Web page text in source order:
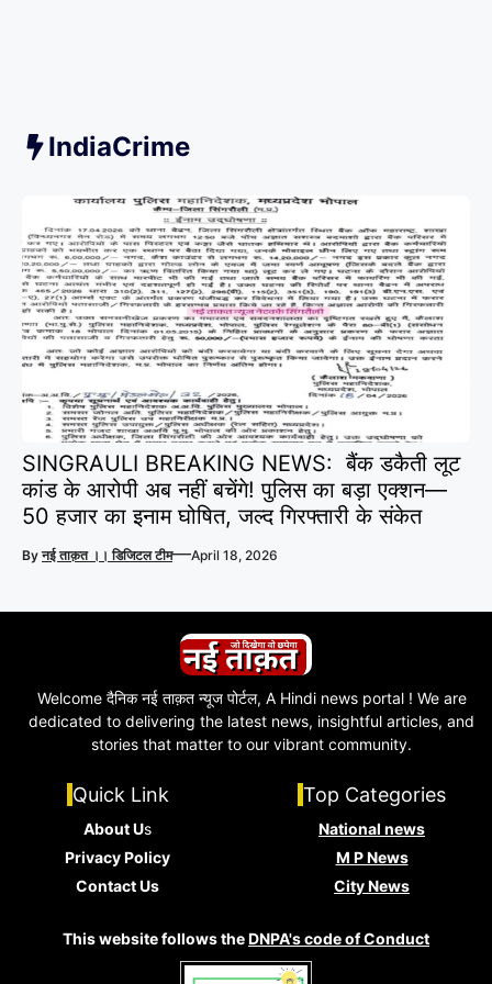
IndiaCrime
SINGRAULI BREAKING NEWS: बैंक डकैती लूट
कांड के आरोपी अब नहीं बचेंगे! पुलिस का बड़ा एक्शन—
50 हजार का इनाम घोषित, जल्द गिरफ्तारी के संकेत
Byनई ताक़त ।। डिजिटल टीम—April 18, 2026
Welcome दैनिक नई ताक़त न्यूज पोर्टल, A Hindi news portal ! We are
dedicated to delivering the latest news, insightful articles, and
stories that matter to our vibrant community.
Quick Link
About Us
Privacy Policy
Contact Us
Top Categories
National news
M P News
City News
This website follows theDNPA's code of Conduct